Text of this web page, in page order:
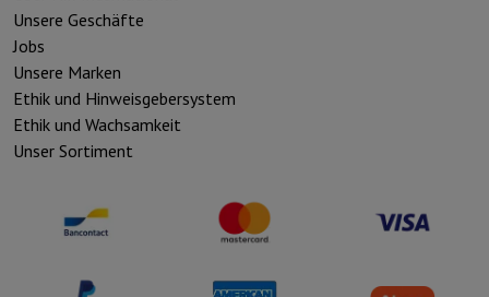
Unsere Geschäfte
Jobs
Unsere Marken
Ethik und Hinweisgebersystem
Ethik und Wachsamkeit
Unser Sortiment